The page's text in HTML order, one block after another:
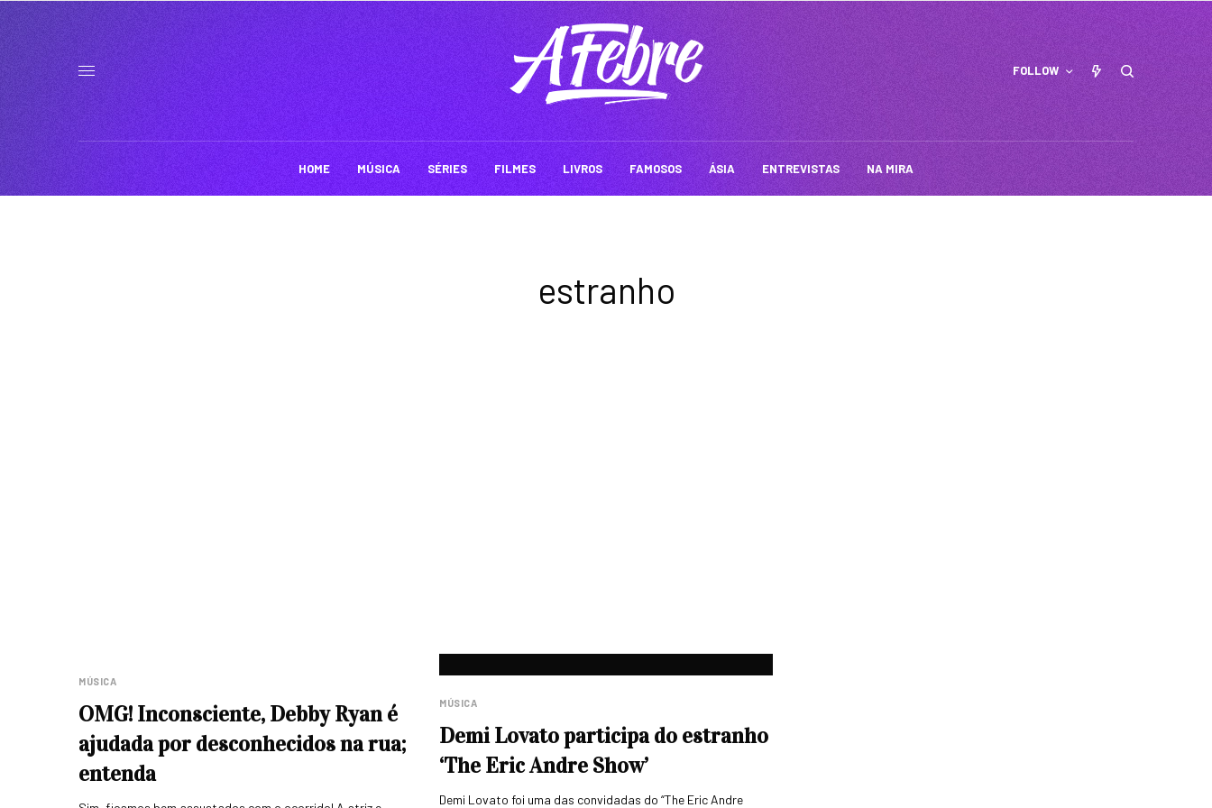
FOLLOW
HOME MÚSICA SÉRIES FILMES LIVROS FAMOSOS ÁSIA ENTREVISTAS NA MIRA
estranho
MÚSICA
OMG! Inconsciente, Debby Ryan é
ajudada por desconhecidos na rua;
entenda
MÚSICA
Demi Lovato participa do estranho
‘The Eric Andre Show’
Demi Lovato foi uma das convidadas do “The Eric Andre